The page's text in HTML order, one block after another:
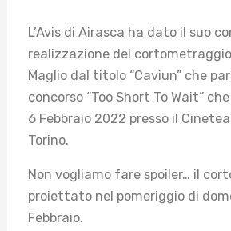
L’Avis di Airasca ha dato il suo
realizzazione del
Maglio dal titolo “Caviun” che
concorso “Too Short To Wait”
6 Febbraio 2022 presso il
Torino.
Non vogliamo fare spoiler… il
proiettato nel pomeriggio di
Febbraio.